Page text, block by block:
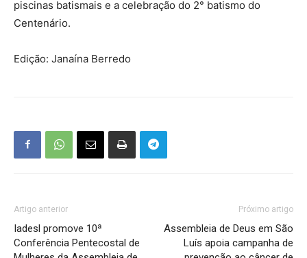
piscinas batismais e a celebração do 2° batismo do
Centenário.
Edição: Janaína Berredo
Artigo anterior
Iadesl promove 10ª
Conferência Pentecostal de
Próximo artigo
Assembleia de Deus em São
Luís apoia campanha de